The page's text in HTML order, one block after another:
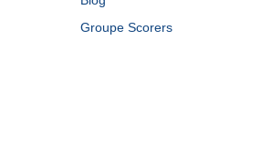
Groupe Scorers